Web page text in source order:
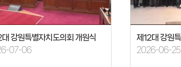
강원특별자치도의회 개원식
07-06 2026-06-25